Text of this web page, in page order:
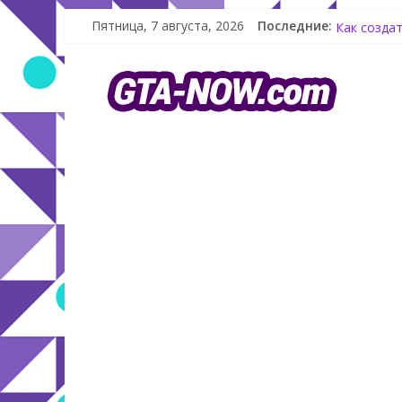
Пятница, 7 августа, 2026 Последние: Летнее
Shitzu
The Kortz